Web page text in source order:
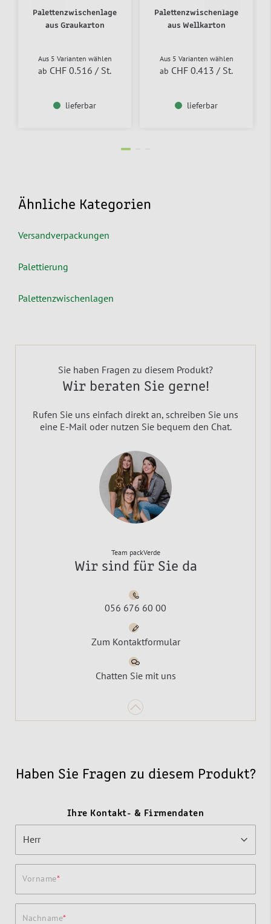
Palettenzwischenlage
aus Graukarton
Aus 5 Varianten wählen
ab CHF 0.516 / St.
lieferbar
Palettenzwischenlage
aus Wellkarton
Aus 5 Varianten wählen
ab CHF 0.413 / St.
lieferbar
Ähnliche Kategorien
Versandverpackungen
Palettierung
Palettenzwischenlagen
Sie haben Fragen zu diesem Produkt?
Wir beraten Sie gerne!
Rufen Sie uns einfach direkt an, schreiben Sie uns
eine E-Mail oder nutzen Sie bequem den Chat.
Team packVerde
Wir sind für Sie da
056 676 60 00
Zum Kontaktformular
Chatten Sie mit uns
Haben Sie Fragen zu diesem Produkt?
Ihre Kontakt- & Firmendaten
Vorname
Nachname